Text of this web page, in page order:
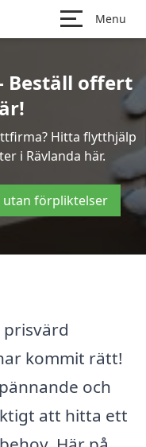
Menu
Beställ offert
Hitta flytthjälp
i Rävlanda här.
utan förpliktelser
kommit rätt!
och
att hitta ett